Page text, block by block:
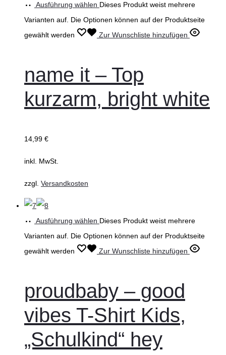
Ausführung wählen Dieses Produkt weist mehrere
Varianten auf. Die Optionen können auf der Produktseite
gewählt werden
Zur Wunschliste hinzufügen
name it – Top
kurzarm, bright white
14,99 €
inkl. MwSt.
zzgl. Versandkosten
Ausführung wählen Dieses Produkt weist mehrere
Varianten auf. Die Optionen können auf der Produktseite
gewählt werden
Zur Wunschliste hinzufügen
proudbaby – good
vibes T-Shirt Kids,
„Schulkind“ hey